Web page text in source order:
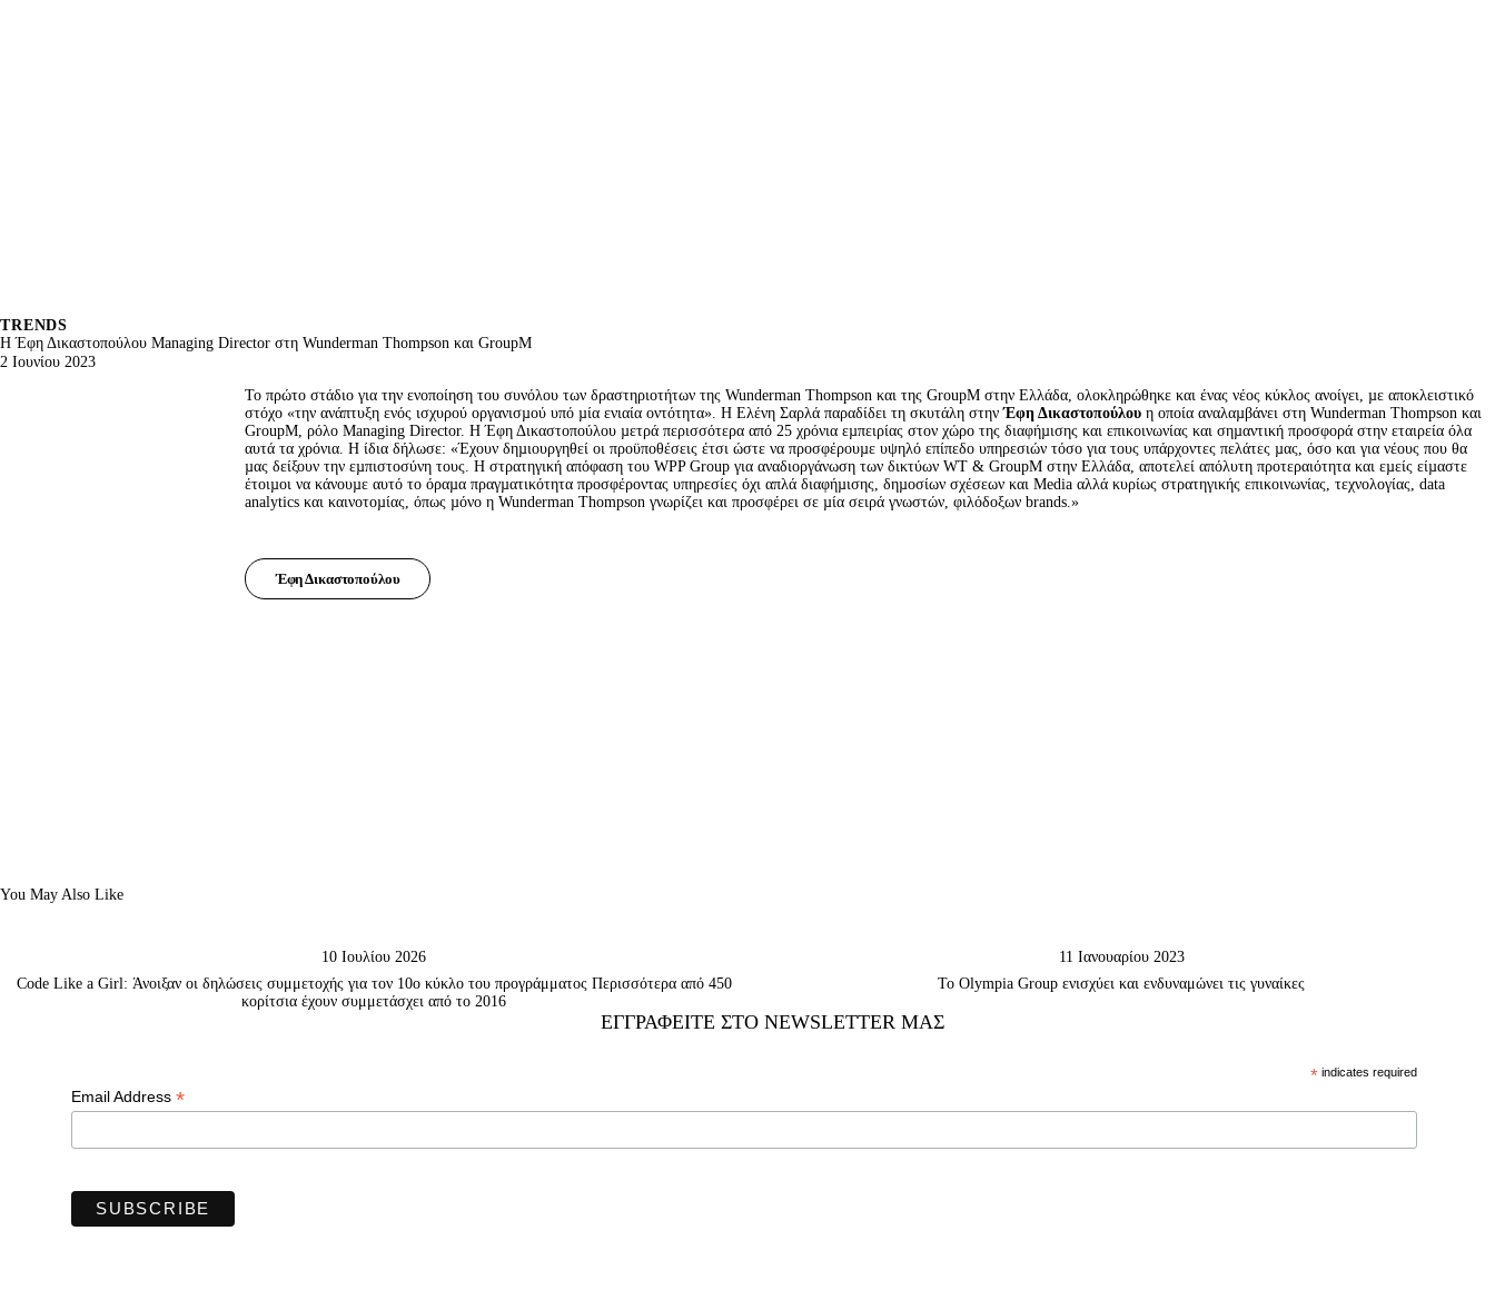
TRENDS
Η Έφη Δικαστοπούλου Μanaging Director στη Wunderman Thompson και GroupM
2 Ιουνίου 2023
Το πρώτο στάδιο για την ενοποίηση του συνόλου των δραστηριοτήτων της Wunderman Thompson και της GroupM στην Ελλάδα, ολοκληρώθηκε και ένας νέος κύκλος ανοίγει, µε αποκλειστικό
στόχο «την ανάπτυξη ενός ισχυρού οργανισµού υπό µία ενιαία οντότητα». Η Ελένη Σαρλά παραδίδει τη σκυτάλη στην Έφη Δικαστοπούλου η οποία αναλαµβάνει στη Wunderman Thompson και
GroupM, ρόλο Μanaging Director. Η Έφη Δικαστοπούλου µετρά περισσότερα από 25 χρόνια εµπειρίας στον χώρο της διαφήµισης και επικοινωνίας και σηµαντική προσφορά στην εταιρεία όλα
αυτά τα χρόνια. Η ίδια δήλωσε: «Έχουν δηµιουργηθεί οι προϋποθέσεις έτσι ώστε να προσφέρουµε υψηλό επίπεδο υπηρεσιών τόσο για τους υπάρχοντες πελάτες µας, όσο και για νέους που θα
µας δείξουν την εµπιστοσύνη τους. Η στρατηγική απόφαση του WPP Group για αναδιοργάνωση των δικτύων WT & GroupM στην Ελλάδα, αποτελεί απόλυτη προτεραιότητα και εµείς είµαστε
έτοιµοι να κάνουµε αυτό το όραµα πραγµατικότητα προσφέροντας υπηρεσίες όχι απλά διαφήµισης, δηµοσίων σχέσεων και Media αλλά κυρίως στρατηγικής επικοινωνίας, τεχνολογίας, data
analytics και καινοτοµίας, όπως µόνο η Wunderman Thompson γνωρίζει και προσφέρει σε µία σειρά γνωστών, φιλόδοξων brands.»
Έφη Δικαστοπούλου
You May Also Like
10 Ιουλίου 2026
Code Like a Girl: Άνοιξαν οι δηλώσεις συμμετοχής για τον 10ο κύκλο του προγράμματος Περισσότερα από 450
κορίτσια έχουν συμμετάσχει από το 2016
11 Ιανουαρίου 2023
Το Olympia Group ενισχύει και ενδυναμώνει τις γυναίκες
ΕΓΓΡΑΦΕΊΤΕ ΣΤΟ NEWSLETTER ΜΑΣ
*indicates required
Email Address *